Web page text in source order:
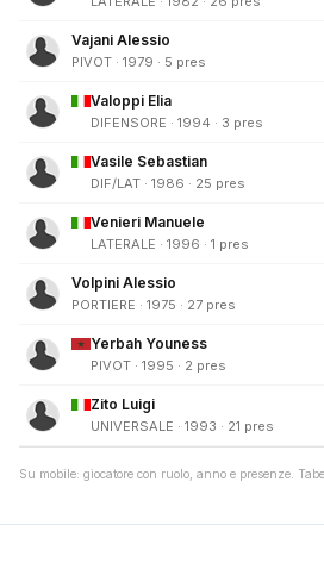
Vajani Alessio
PIVOT · 1979 · 5 pres
Valoppi Elia
DIFENSORE · 1994 · 3 pres
Vasile Sebastian
DIF/LAT · 1986 · 25 pres
Venieri Manuele
LATERALE · 1996 · 1 pres
Volpini Alessio
PORTIERE · 1975 · 27 pres
Yerbah Youness
PIVOT · 1995 · 2 pres
Zito Luigi
UNIVERSALE · 1993 · 21 pres
Su mobile: giocatore con ruolo, anno e presenze.